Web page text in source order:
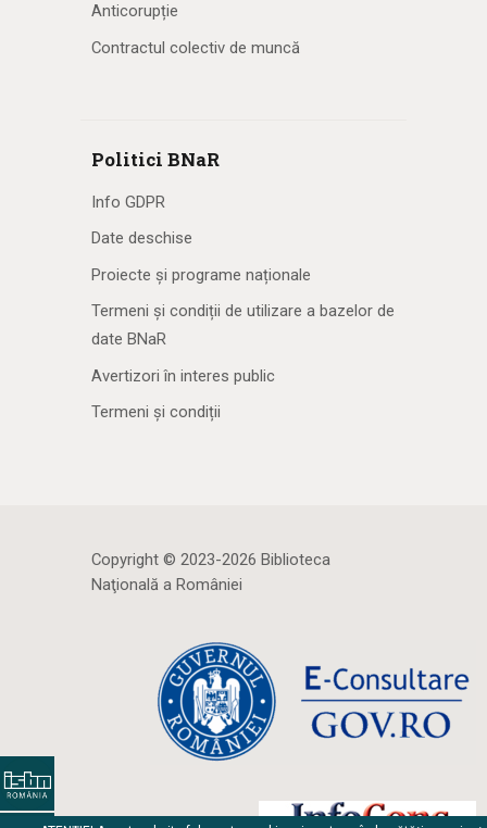
Anticorupție
Contractul colectiv de muncă
Politici BNaR
Info GDPR
Date deschise
Proiecte și programe naționale
Termeni și condiții de utilizare a bazelor de
date BNaR
Avertizori în interes public
Termeni și condiții
Copyright © 2023-2026 Biblioteca
Naţională a României